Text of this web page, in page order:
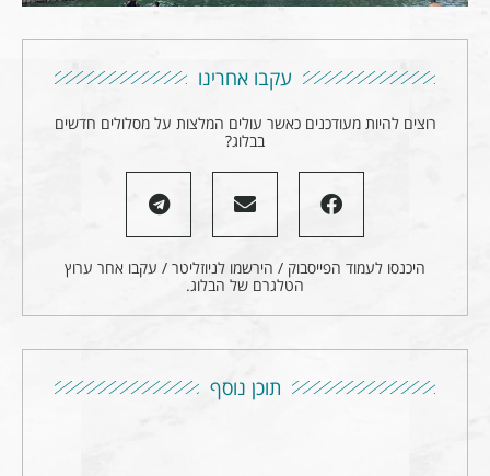
עקבו אחרינו
רוצים להיות מעודכנים כאשר עולים המלצות על מסלולים חדשים
בבלוג?
היכנסו לעמוד הפייסבוק / הירשמו לניוזליטר / עקבו אחר ערוץ
הטלגרם של הבלוג.
תוכן נוסף